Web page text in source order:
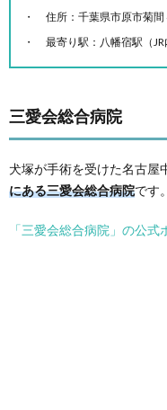
住所：千葉県市原市菊間
最寄り駅：八幡宿駅（JR
三愛会総合病院
犬塚が手術を受けた名古屋
にある三愛会総合病院です
「三愛会総合病院」の公式